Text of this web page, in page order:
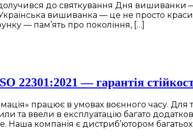
до святкування Дня вишиванки —
вишиванка — це не просто
— пам’ять про покоління, […]
22301:2021 — гарантія
працює в умовах воєнного часу.
та ввели в експлуатацію багато
Наша компанія є дистриб’ютором